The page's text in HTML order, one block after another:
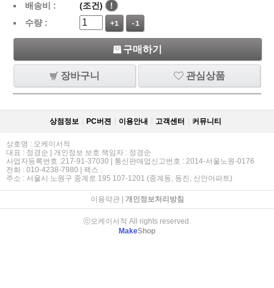
배송비 :
(조건)
!
수량 :
+1 -1
구매하기
장바구니 관심상품
상점정보 PC버젼 이용안내 고객센터 커뮤니티
상호명 : 오케이서적
대표 : 정경순 | 개인정보 보호 책임자 : 정경순
사업자등록번호 :217-91-37030 | 통신판매업신고번호 : 2014-서울노원-0176
전화 : 010-4238-7980 | 팩스 :
주소 : 서울시 노원구 중계로 195 107-1201 (중계동, 동진, 신안아파트)
이용약관| 개인정보처리방침
ⓒ오케이서적 All rights reserved.
MakeShop